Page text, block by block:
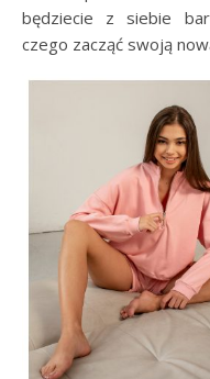
będziecie z siebie
czego zacząć swoją